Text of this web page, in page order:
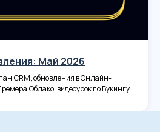
Май 2026
обновления в Онлайн-
видеоурок по Букингу